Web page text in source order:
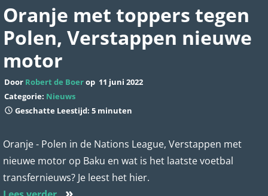
Oranje met toppers tegen
Polen, Verstappen nieuwe
motor
Door Robert de Boerop 11 juni 2022
Categorie: Nieuws
Geschatte Leestijd: 5 minuten
Oranje - Polen in de Nations League, Verstappen met
nieuwe motor op Baku en wat is het laatste voetbal
transfernieuws? Je leest het hier.